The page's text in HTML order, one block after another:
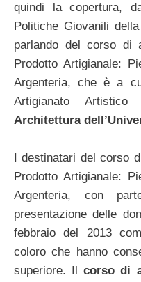
quindi la copertura,
Politiche Giovanili
parlando del corso di
Prodotto Artigianale:
Argenteria, che è a
Artigianato
Architettura
I destinatari del corso
Prodotto Artigianale:
Argenteria, con
presentazione delle
febbraio del 2013
coloro che hanno
superiore. Ilcorso di